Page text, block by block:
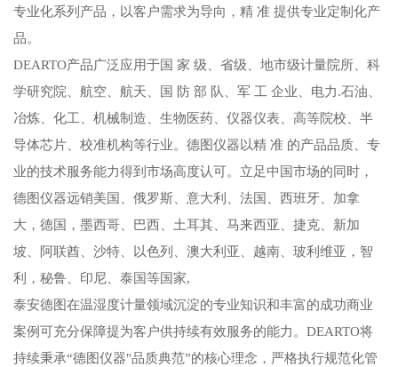
专业化系列产品，以客户需求为导向，精 准 提供专业定制化产
品。
DEARTO产品广泛应用于国 家 级、省级、地市级计量院所、科
学研究院、航空、航天、国 防 部 队、军 工 企业、电力.石油、
冶炼、化工、机械制造、生物医药、仪器仪表、高等院校、半
导体芯片、校准机构等行业。德图仪器以精 准 的产品品质、专
业的技术服务能力得到市场高度认可。立足中国市场的同时，
德图仪器远销美国、俄罗斯、意大利、法国、西班牙、加拿
大，德国，墨西哥、巴西、土耳其、马来西亚、捷克、新加
坡、阿联酋、沙特、以色列、澳大利亚、越南、玻利维亚，智
利，秘鲁、印尼、泰国等国家,
泰安德图在温湿度计量领域沉淀的专业知识和丰富的成功商业
案例可充分保障提为客户供持续有效服务的能力。DEARTO将
持续秉承“德图仪器"品质典范”的核心理念，严格执行规范化管